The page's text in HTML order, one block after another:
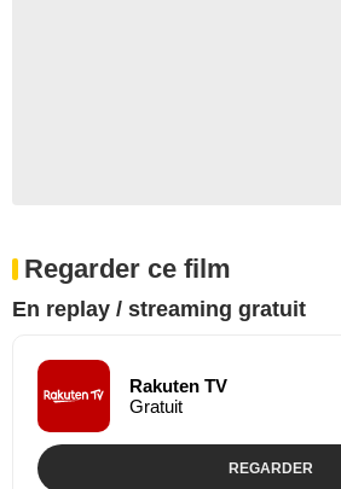
Regarder ce film
En replay / streaming gratuit
Rakuten TV
Gratuit
REGARDER